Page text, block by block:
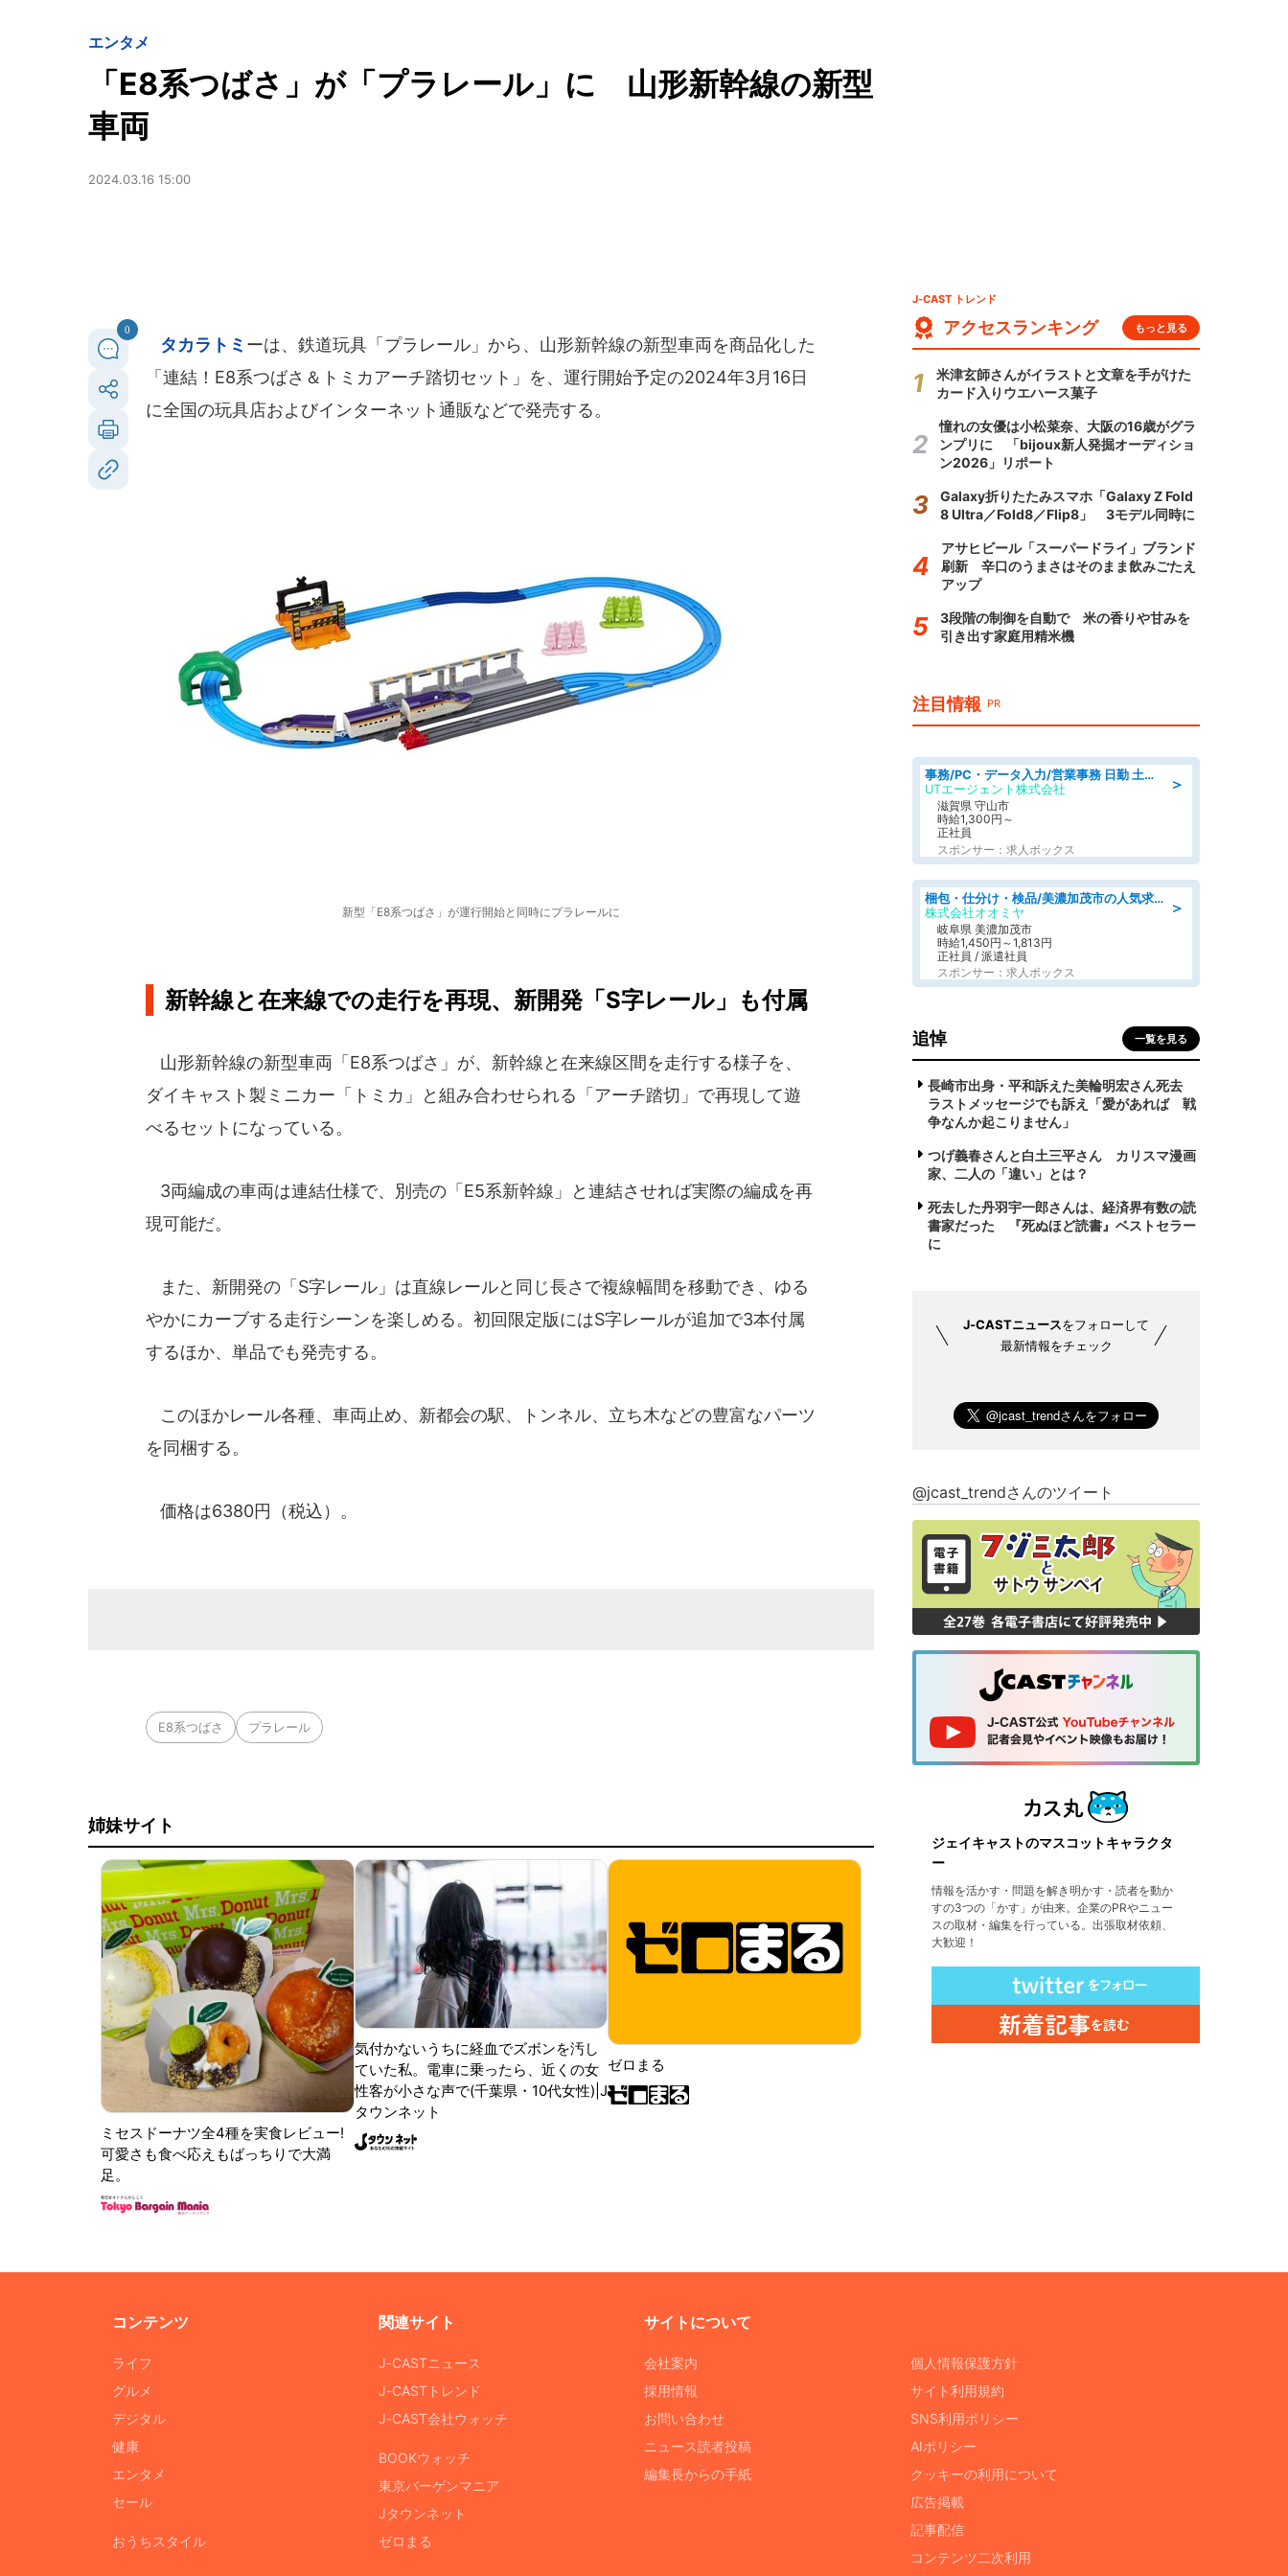
エンタメ
「E8系つばさ」が「プラレール」に 山形新幹線の新型
車両
2024.03.16 15:00
0
タカラトミ ーは、鉄道玩具「プラレール」から、山形新幹線の新型車両を商品化した
「連結！E8系つばさ＆トミカアーチ踏切セット」を、運行開始予定の2024年3月16日
に全国の玩具店およびインターネット通販などで発売する。
新型「E8系つばさ」が運行開始と同時にプラレールに
新幹線と在来線での走行を再現、新開発「S字レール」も付属
山形新幹線の新型車両「E8系つばさ」が、新幹線と在来線区間を走行する様子を、
ダイキャスト製ミニカー「トミカ」と組み合わせられる「アーチ踏切」で再現して遊
べるセットになっている。
3両編成の車両は連結仕様で、別売の「E5系新幹線」と連結させれば実際の編成を再
現可能だ。
また、新開発の「S字レール」は直線レールと同じ長さで複線幅間を移動でき、ゆる
やかにカーブする走行シーンを楽しめる。初回限定版にはS字レールが追加で3本付属
するほか、単品でも発売する。
このほかレール各種、車両止め、新都会の駅、トンネル、立ち木などの豊富なパーツ
を同梱する。
価格は6380円（税込）。
E8系つばさ プラレール
姉妹サイト
ミセスドーナツ全4種を実食レビュー!
可愛さも食べ応えもばっちりで大満
足。
気付かないうちに経血でズボンを汚し
ていた私。電車に乗ったら、近くの女
性客が小さな声で(千葉県・10代女性)|J
タウンネット
ゼロまる
J-CAST トレンド
アクセスランキング もっと見る
米津玄師さんがイラストと文章を手がけた
カード入りウエハース菓子
憧れの女優は小松菜奈、大阪の16歳がグラ
ンプリに 「bijoux新人発掘オーディショ
ン2026」リポート
Galaxy折りたたみスマホ「Galaxy Z Fold
8 Ultra／Fold8／Flip8」 3モデル同時に
アサヒビール「スーパードライ」ブランド
刷新 辛口のうまさはそのまま飲みごたえ
アップ
3段階の制御を自動で 米の香りや甘みを
引き出す家庭用精米機
注目情報 PR
＞
事務/PC・データ入力/営業事務 日勤 土日休み 船舶用のエンジンを扱う会社 総合事務
UTエージェント株式会社
滋賀県 守山市
時給1,300円～
正社員
スポンサー：求人ボックス
＞
梱包・仕分け・検品/美濃加茂市の人気求人仕分け/高時給/長期休暇充実
株式会社オオミヤ
岐阜県 美濃加茂市
時給1,450円～1,813円
正社員 / 派遣社員
スポンサー：求人ボックス
追悼 一覧を見る
長崎市出身・平和訴えた美輪明宏さん死去
ラストメッセージでも訴え「愛があれば 戦
争なんか起こりません」
つげ義春さんと白土三平さん カリスマ漫画
家、二人の「違い」とは？
死去した丹羽宇一郎さんは、経済界有数の読
書家だった 『死ぬほど読書』ベストセラー
に
J-CASTニュースをフォローして
最新情報をチェック
@jcast_trendさんのツイート
ジェイキャストのマスコットキャラクタ
ー
情報を活かす・問題を解き明かす・読者を動か
すの3つの「かす」が由来。企業のPRやニュー
スの取材・編集を行っている。出張取材依頼、
大歓迎！
コンテンツ
ライフ
グルメ
デジタル
健康
エンタメ
セール
おうちスタイル
関連サイト
J-CASTニュース
J-CASTトレンド
J-CAST会社ウォッチ
BOOKウォッチ
東京バーゲンマニア
Jタウンネット
ゼロまる
サイトについて
会社案内
採用情報
お問い合わせ
ニュース読者投稿
編集長からの手紙
個人情報保護方針
サイト利用規約
SNS利用ポリシー
AIポリシー
クッキーの利用について
広告掲載
記事配信
コンテンツ二次利用